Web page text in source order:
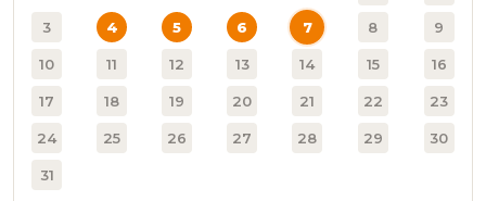
3 4 5 6 7 8 9
10 11 12 13 14 15 16
17 18 19 20 21 22 23
24 25 26 27 28 29 30
31